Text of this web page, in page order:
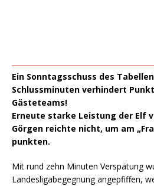
Ein Sonntagsschuss des
Schlussminuten verhindert
Gästeteams!
Erneute starke Leistung der Elf
Görgen reichte nicht, um am
punkten.
Mit rund zehn Minuten Verspätung
Landesligabegegnung angepfiffen,